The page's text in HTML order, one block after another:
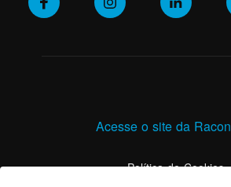
Acesse o site da Racon
Política de Cookies